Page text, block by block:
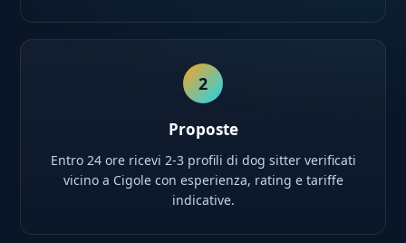
2
Proposte
Entro 24 ore ricevi 2-3 profili di dog sitter verificati
vicino a Cigole con esperienza, rating e tariffe
indicative.